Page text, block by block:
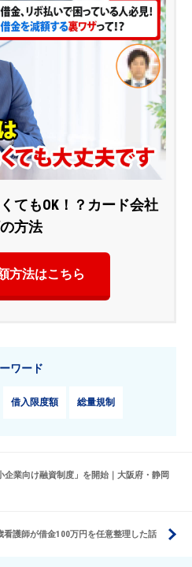
てもOK！？カード会社
方法
方法はこちら
ワード
借入限度額 総量規制
業向け融資制度」を開始｜大阪府・静岡
看護師が借金100万円を任意整理した話